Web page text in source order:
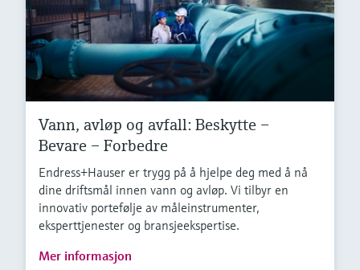
Vann, avløp og avfall: Beskytte –
Bevare – Forbedre
Endress+Hauser er trygg på å hjelpe deg med å nå
dine driftsmål innen vann og avløp. Vi tilbyr en
innovativ portefølje av måleinstrumenter,
eksperttjenester og bransjeekspertise.
Mer informasjon